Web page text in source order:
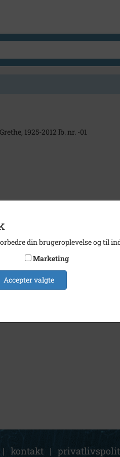
1925-2012 lb. nr. -01
| kontakt |
din brugeroplevelse og til
Marketing
Accepter valgte